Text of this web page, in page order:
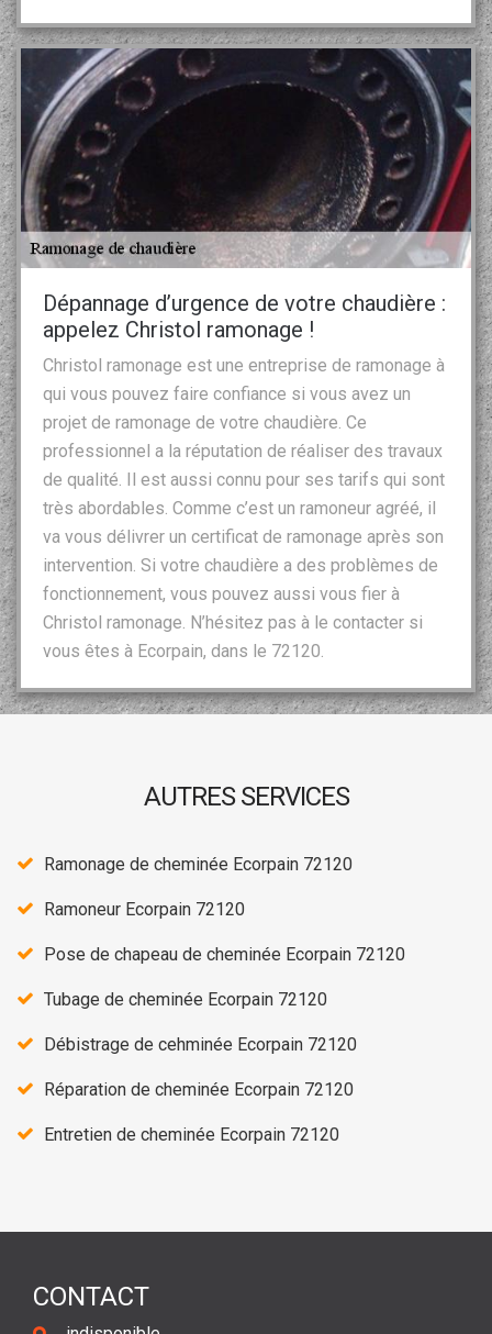
Dépannage d’urgence de votre chaudière :
appelez Christol ramonage !
Christol ramonage est une entreprise de ramonage à
qui vous pouvez faire confiance si vous avez un
projet de ramonage de votre chaudière. Ce
professionnel a la réputation de réaliser des travaux
de qualité. Il est aussi connu pour ses tarifs qui sont
très abordables. Comme c’est un ramoneur agréé, il
va vous délivrer un certificat de ramonage après son
intervention. Si votre chaudière a des problèmes de
fonctionnement, vous pouvez aussi vous fier à
Christol ramonage. N’hésitez pas à le contacter si
vous êtes à Ecorpain, dans le 72120.
AUTRES SERVICES
Ramonage de cheminée Ecorpain 72120
Ramoneur Ecorpain 72120
Pose de chapeau de cheminée Ecorpain 72120
Tubage de cheminée Ecorpain 72120
Débistrage de cehminée Ecorpain 72120
Réparation de cheminée Ecorpain 72120
Entretien de cheminée Ecorpain 72120
CONTACT